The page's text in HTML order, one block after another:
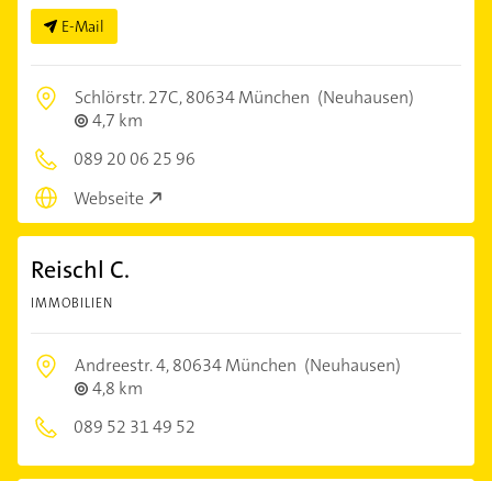
E-Mail
Schlörstr. 27C,80634 München (Neuhausen)
4,7 km
089 20 06 25 96
Webseite
Reischl C.
IMMOBILIEN
Andreestr. 4,80634 München (Neuhausen)
4,8 km
089 52 31 49 52